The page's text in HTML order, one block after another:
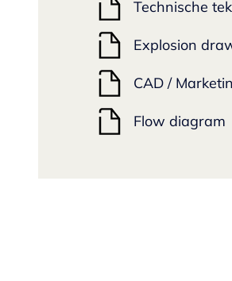
Technische
Explosion
CAD /
Flow diagram